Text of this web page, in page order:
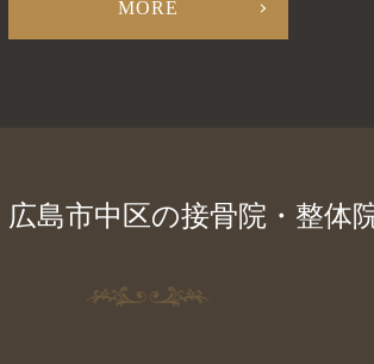
MORE
島市中区の接骨院・整体